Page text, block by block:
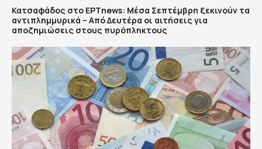
Κατσαφάδος στο ΕΡΤnews: Μέσα Σεπτέμβρη ξεκινούν τα
αντιπλημμυρικά – Από Δευτέρα οι αιτήσεις για
αποζημιώσεις στους πυρόπληκτους